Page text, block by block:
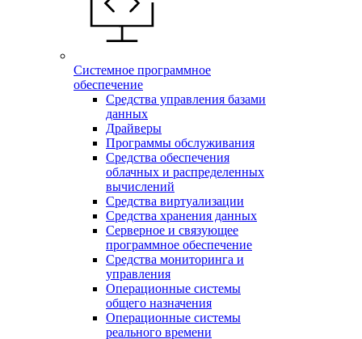
Системное программное
обеспечение
Средства управления базами
данных
Драйверы
Программы обслуживания
Средства обеспечения
облачных и распределенных
вычислений
Средства виртуализации
Средства хранения данных
Серверное и связующее
программное обеспечение
Средства мониторинга и
управления
Операционные системы
общего назначения
Операционные системы
реального времени